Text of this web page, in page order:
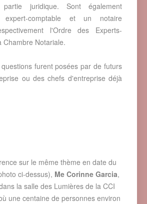
juridique. Sont également
expert-comptable et un notaire
l'Ordre des Experts-
Chambre Notariale.
furent posées par de futurs
ou des chefs d'entreprise déjà
sur le même thème en date du
ci-dessus), Me Corinne Garcia,
la salle des Lumières de la CCI
une centaine de personnes environ